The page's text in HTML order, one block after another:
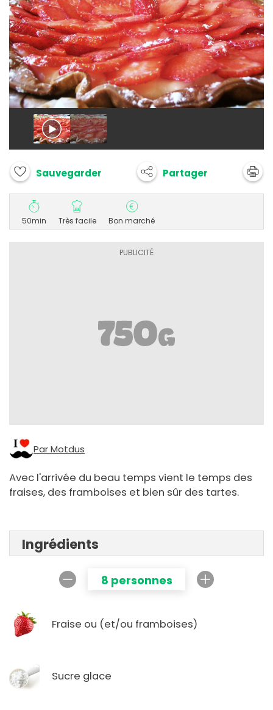
Sauvegarder Partager
50min Très facile Bon marché
Par Motdus
Avec l'arrivée du beau temps vient le temps des
fraises, des framboises et bien sûr des tartes.
Ingrédients
8 personnes
Fraise ou (et/ou framboises)
Sucre glace